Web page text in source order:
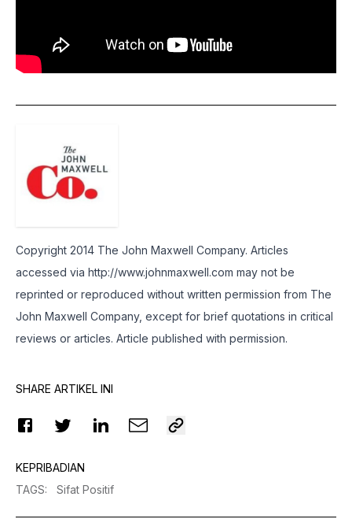
Copyright 2014 The John Maxwell Company. Articles
accessed via http://www.johnmaxwell.com may not be
reprinted or reproduced without written permission from The
John Maxwell Company, except for brief quotations in critical
reviews or articles. Article published with permission.
SHARE ARTIKEL INI
KEPRIBADIAN
TAGS: Sifat Positif